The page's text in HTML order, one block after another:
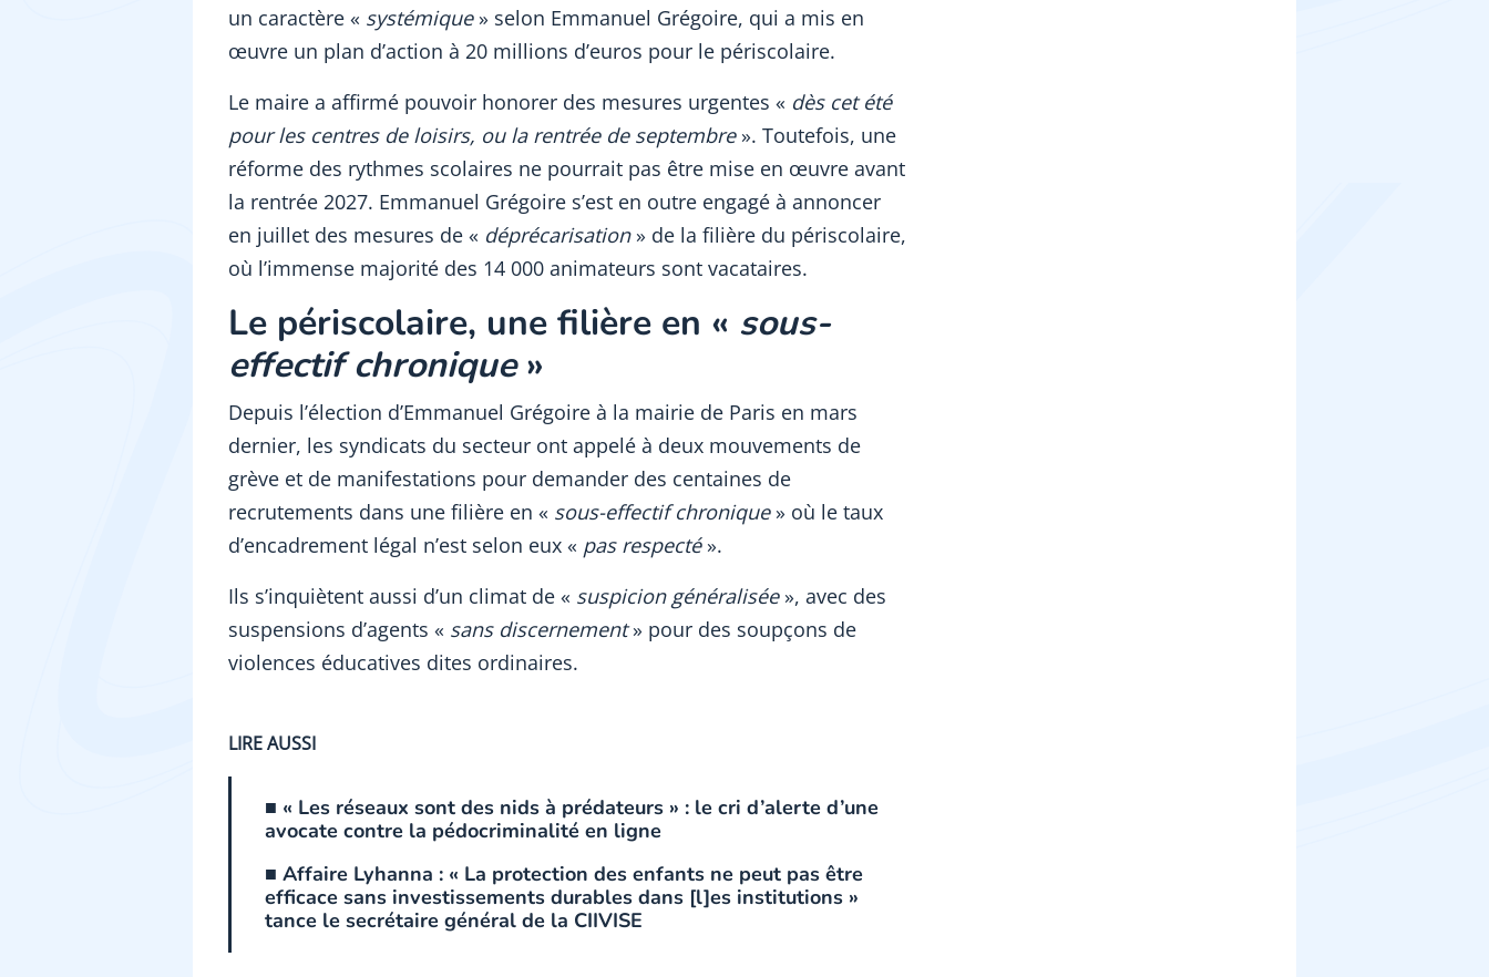
un caractère « systémique » selon Emmanuel Grégoire, qui a mis en
œuvre un plan d’action à 20 millions d’euros pour le périscolaire.
Le maire a affirmé pouvoir honorer des mesures urgentes « dès cet été
pour les centres de loisirs, ou la rentrée de septembre». Toutefois, une
réforme des rythmes scolaires ne pourrait pas être mise en œuvre avant
la rentrée 2027. Emmanuel Grégoire s’est en outre engagé à annoncer
en juillet des mesures de « déprécarisation » de la filière du périscolaire,
où l’immense majorité des 14 000 animateurs sont vacataires.
Le périscolaire, une filière en « sous-
effectif chronique»
Depuis l’élection d’Emmanuel Grégoire à la mairie de Paris en mars
dernier, les syndicats du secteur ont appelé à deux mouvements de
grève et de manifestations pour demander des centaines de
recrutements dans une filière en « sous-effectif chronique» où le taux
d’encadrement légal n’est selon eux « pas respecté ».
Ils s’inquiètent aussi d’un climat de « suspicion généralisée », avec des
suspensions d’agents « sans discernement» pour des soupçons de
violences éducatives dites ordinaires.
LIRE AUSSI
■ « Les réseaux sont des nids à prédateurs » : le cri d’alerte d’une
avocate contre la pédocriminalité en ligne
■ Affaire Lyhanna : « La protection des enfants ne peut pas être
efficace sans investissements durables dans [l]es institutions »
tance le secrétaire général de la CIIVISE